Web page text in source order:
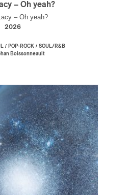
– Oh yeah?
– Oh yeah?
2026
/ POP-ROCK / SOUL/R&B
Boissonneault